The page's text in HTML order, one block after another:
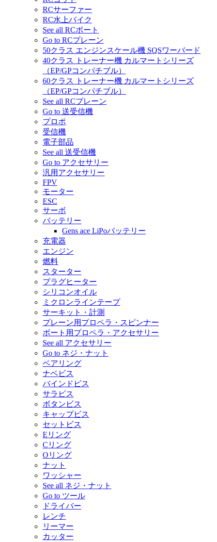
RCサーファー
RC水上バイク
See all RCボート
Go to RCプレーン
50クラス エンジンスケール機 SQSワーバード
40クラス トレーナー機 カルマートシリーズ
（EP/GPコンパチブル）
60クラス トレーナー機 カルマートシリーズ
（EP/GPコンパチブル）
See all RCプレーン
Go to 送受信機
プロポ
受信機
電子部品
See all 送受信機
Go to アクセサリー
汎用アクセサリー
FPV
モーター
ESC
サーボ
バッテリー
Gens ace LiPoバッテリー
充電器
エンジン
燃料
スターター
プラグヒーター
シリコンオイル
ミクロンラインテープ
サーキット・計測
プレーン用プロペラ・スピンナー
ボート用プロペラ・アクセサリー
See all アクセサリー
Go to ネジ・ナット
ベアリング
ナベビス
バインドビス
サラビス
ボタンビス
キャップビス
セットビス
Eリング
Cリング
Oリング
ナット
ワッシャー
See all ネジ・ナット
Go to ツール
ドライバー
レンチ
リーマー
カッター